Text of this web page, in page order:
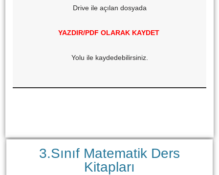
Drive ile açılan dosyada
YAZDIR/PDF OLARAK KAYDET
Yolu ile kaydedebilirsiniz.
3.Sınıf Matematik Ders
Kitapları